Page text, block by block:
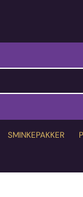
SMINKEPAKKER